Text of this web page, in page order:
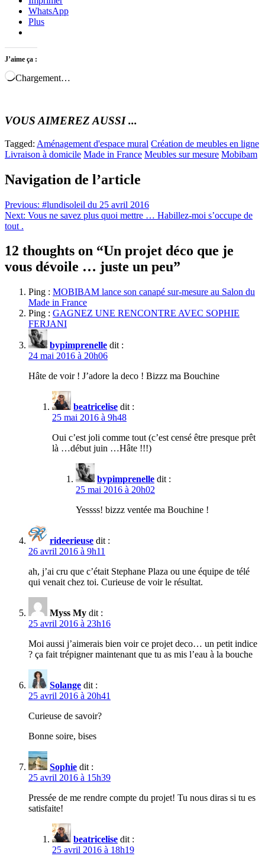
WhatsApp
Plus
J’aime ça :
Chargement…
VOUS AIMEREZ AUSSI ...
Tagged: Aménagement d'espace mural Création de meubles en ligne
Livraison à domicile Made in France Meubles sur mesure Mobibam
Navigation de l’article
Previous: #lundisoleil du 25 avril 2016
Next: Vous ne savez plus quoi mettre … Habillez-moi s’occupe de
tout .
12 thoughts on “Un projet déco que je
vous dévoile … juste un peu”
Ping : MOBIBAM lance son canapé sur-mesure au Salon du
Made in France
Ping : GAGNEZ UNE RENCONTRE AVEC SOPHIE
FERJANI
bypimprenelle dit :
24 mai 2016 à 20h06
Hâte de voir ! J’adore la deco ! Bizzz ma Bouchine
beatricelise dit :
25 mai 2016 à 9h48
Oui c’est joli comme tout (c’est censé être presque prêt
là …début juin …Hâte !!!)
bypimprenelle dit :
25 mai 2016 à 20h02
Yessss! bizzz ventée ma Bouchine !
rideerieuse dit :
26 avril 2016 à 9h11
ah, j’ai cru que c’était Stephane Plaza ou une équipe de télé
qui venait chez toi. Curieuse de voir le résultat.
Myss My dit :
25 avril 2016 à 23h16
Moi aussi j’aimerais bien voir ce projet deco… un petit indice
? ça fait trépigner maintenant que tu as mis l’eau à la bouche
Solange dit :
25 avril 2016 à 20h41
Curieuse de savoir?
Bonne soire, bises
Sophie dit :
25 avril 2016 à 15h39
Pressée de me rendre compte du projet! Tu nous diras si tu es
satisfaite!
beatricelise dit :
25 avril 2016 à 18h19